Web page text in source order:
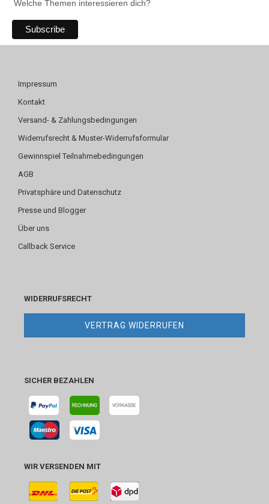
Welche Themen interessieren dich?
Impressum
Kontakt
Versand- & Zahlungsbedingungen
Widerrufsrecht & Muster-Widerrufsformular
Gewinnspiel Teilnahmebedingungen
AGB
Privatsphäre und Datenschutz
Presse und Blogger
Über uns
Callback Service
WIDERRUFSRECHT
VERTRAG WIDERRUFEN
SICHER BEZAHLEN
WIR VERSENDEN MIT